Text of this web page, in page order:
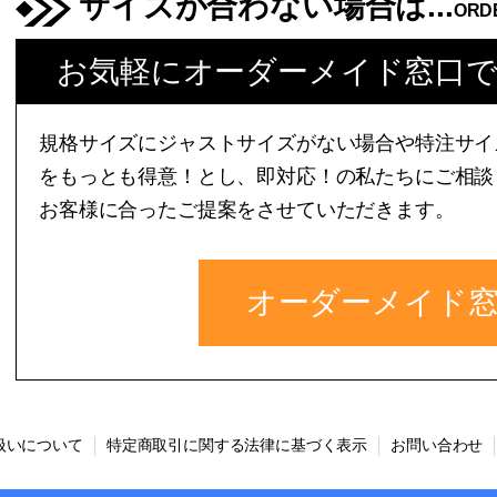
お気軽にオーダーメイド窓口
規格サイズにジャストサイズがない場合や特注サ
をもっとも得意！とし、即対応！の私たちにご相
お客様に合ったご提案をさせていただきます。
オーダーメイド
いについて 特定商取引に関する法律に基づく表示 お問い合わせ